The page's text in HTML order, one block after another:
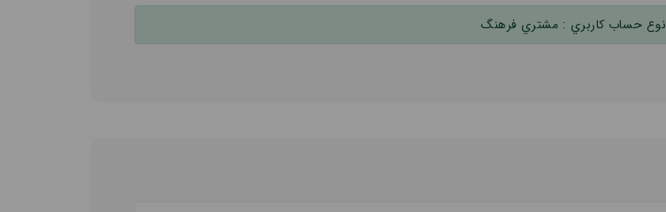
نوع حساب کاربري : مشتري فرهنگ